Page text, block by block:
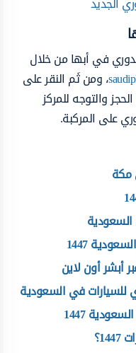
في أبها من خلال
، ومن ثَم النقر على
والتوجه للمركز
على المركبة.
مكة
1447
أبشر أون لاين
في السعودية
1447